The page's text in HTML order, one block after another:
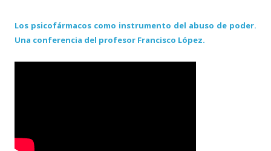
Los psicofármacos como instrumento del abuso de poder.
Una conferencia del profesor Francisco López.